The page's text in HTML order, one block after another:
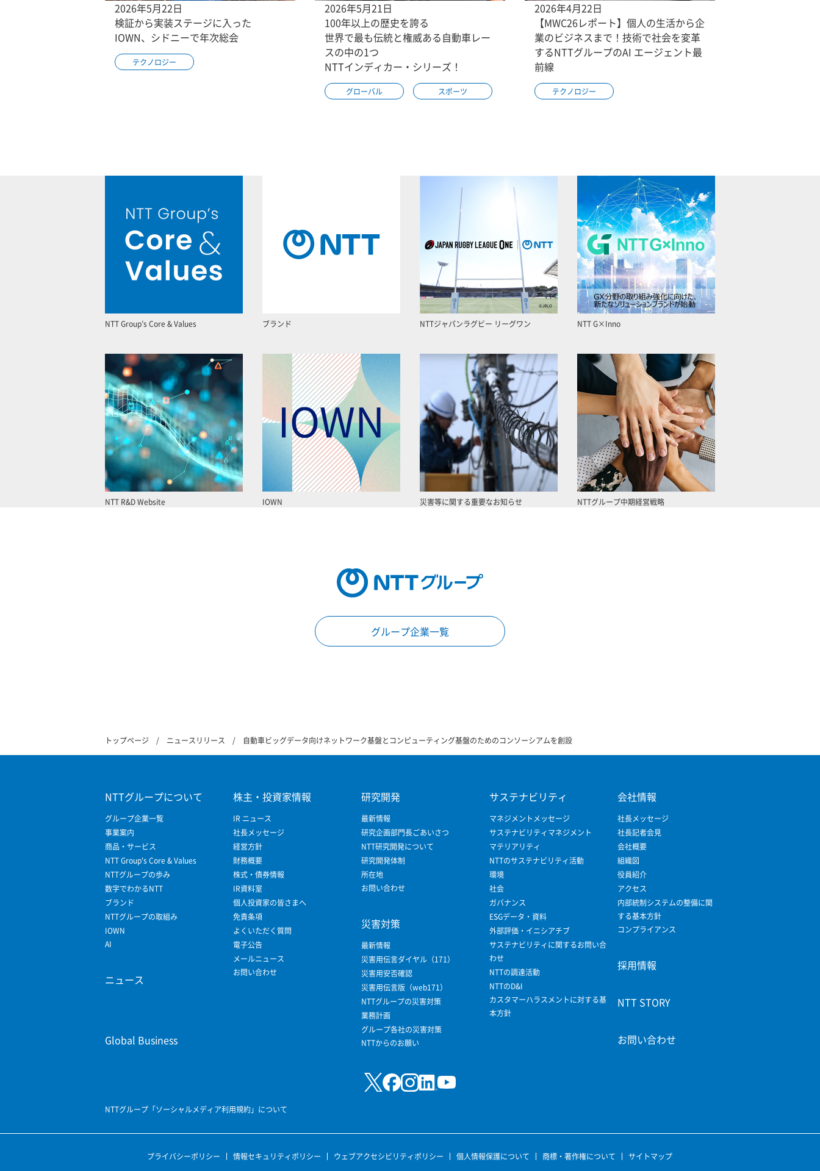
2026年5月22日
検証から実装ステージに入った
IOWN、シドニーで年次総会
テクノロジー
2026年5月21日
100年以上の歴史を誇る
世界で最も伝統と権威ある自動車レー
スの中の1つ
NTTインディカー・シリーズ！
グローバル スポーツ
2026年4月22日
【MWC26レポート】個人の生活から企
業のビジネスまで！技術で社会を変革
するNTTグループのAI エージェント最
前線
テクノロジー
NTT Group’s Core & Values ブランド NTTジャパンラグビー リーグワン NTT G×Inno
NTT R&D Website IOWN 災害等に関する重要なお知らせ NTTグループ中期経営戦略
グループ企業一覧
トップページ ニュースリリース 自動車ビッグデータ向けネットワーク基盤とコンピューティング基盤のためのコンソーシアムを創設
NTTグループについて
グループ企業一覧
事業案内
商品・サービス
NTT Group's Core & Values
NTTグループの歩み
数字でわかるNTT
ブランド
NTTグループの取組み
IOWN
AI
ニュース
Global Business
株主・投資家情報
IR ニュース
社長メッセージ
経営方針
財務概要
株式・債券情報
IR資料室
個人投資家の皆さまへ
免責条項
よくいただく質問
電子公告
メールニュース
お問い合わせ
研究開発
最新情報
研究企画部門長ごあいさつ
NTT研究開発について
研究開発体制
所在地
お問い合わせ
災害対策
最新情報
災害用伝言ダイヤル（171）
災害用安否確認
災害用伝言版（web171）
NTTグループの災害対策
業務計画
グループ各社の災害対策
NTTからのお願い
サステナビリティ
マネジメントメッセージ
サステナビリティマネジメント
マテリアリティ
NTTのサステナビリティ活動
環境
社会
ガバナンス
ESGデータ・資料
外部評価・イニシアチブ
サステナビリティに関するお問い合
わせ
NTTの調達活動
NTTのD&I
カスタマーハラスメントに対する基
本方針
会社情報
社長メッセージ
社長記者会見
会社概要
組織図
役員紹介
アクセス
内部統制システムの整備に関
する基本方針
コンプライアンス
採用情報
NTT STORY
お問い合わせ
NTTグループ「ソーシャルメディア利用規約」について
プライバシーポリシー 情報セキュリティポリシー ウェブアクセシビリティポリシー 個人情報保護について 商標・著作権について サイトマップ